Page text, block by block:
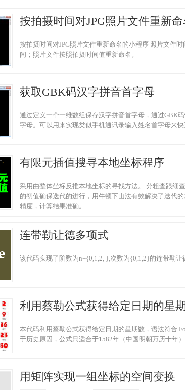
按拍摄时间对JPG照片文件重新命
按拍摄时间对JPG照片文件重新命名的小程序 照片文件
间；照片文件按照拍摄时间值重新命名。
获取GBK码汉字拼音首字母
通过定义一个一维数组保存汉字拼音首字母，通过GBK
字母。可以用来实现类似手机通讯录输入姓名首字母来快
有限元插值搜寻本地坐标程序
采用由整体坐标反推本地坐标的寻找方法。 分粗查跟细
的初值确保迭代的进行，用牛顿下山法有效解决了迭代
精度，计算结果准确。
连带勒让德多项式
该代码实现了阶数为n={0,1,2, },次数为{0,1,2}的连带勒让
利用蔡勒公式获得给定日期的星
本代码利用蔡勒公式获得给定日期的星期数，语法符合
于历史原因，公式只适合于1582年（中国明朝万历十年）
用矩阵实现一组坐标的空间变换